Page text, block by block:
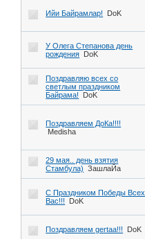
Ийи Байрамлар! DoK
У Олега Степанова день
рождения
DoK
Поздравляю всех со
светлым праздником
Байрама!
DoK
Поздравляем ДоКа!!!!
Medisha
29 мая.. день взятия
Стамбула)
ЗашлаЙа
С Праздником Победы Всех
Вас!!!
DoK
Поздравляем gertaa!!! DoK